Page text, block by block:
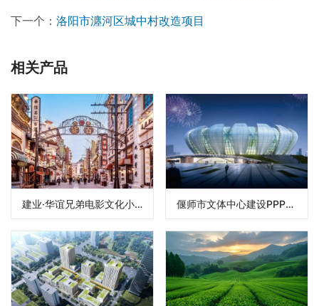
下一个： 洛阳市瀍河区城中村改造项目
相关产品
建业·华谊兄弟电影文化小镇项目 偃师市文体中心建设PPP项目